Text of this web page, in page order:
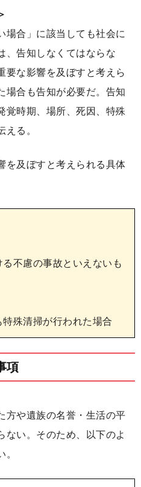
場合」に該当しても社会に
、告知しなくてはならな
要な影響を及ぼすと考えら
場合も告知が必要だ。告知
覚時期、場所、死因、特殊
る。
を及ぼすと考えられる具体
る不慮の事故といえないも
特殊清掃が行われた場合
項
方や遺族の名誉・生活の平
ない。そのため、以下のよ
。